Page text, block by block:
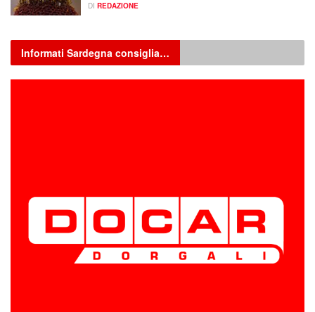
DI REDAZIONE
Informati Sardegna consiglia…